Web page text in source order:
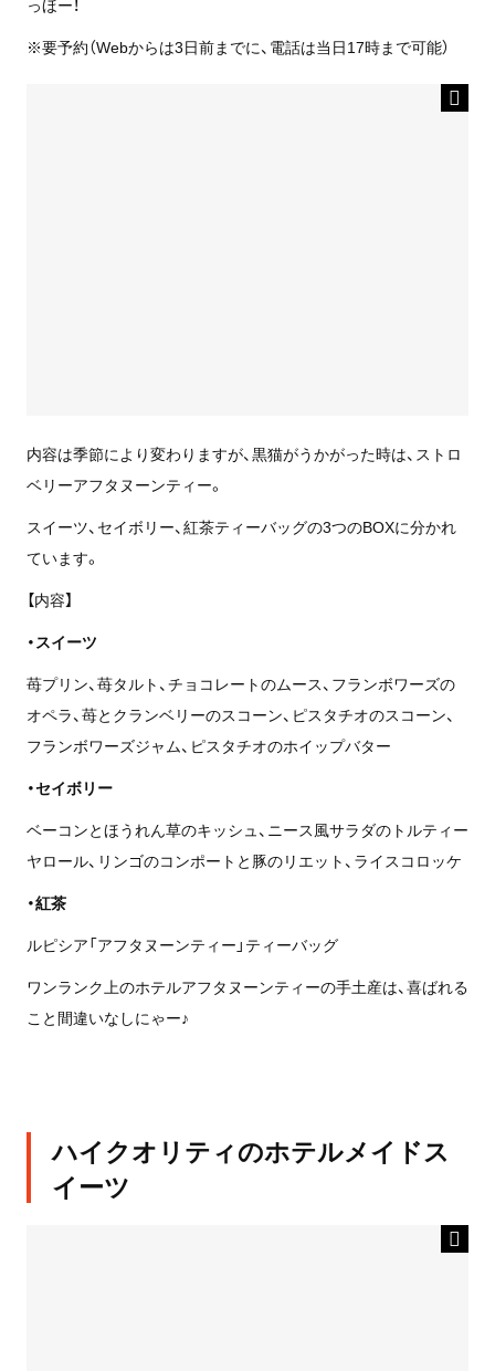
※要予約（Webからは3日前までに、電話は当日17時まで可能）
内容は季節により変わりますが、黒猫がうかがった時は、ストロ
ベリーアフタヌーンティー。
スイーツ、セイボリー、紅茶ティーバッグの3つのBOXに分かれ
ています。
【内容】
・スイーツ
苺プリン、苺タルト、チョコレートのムース、フランボワーズの
オペラ、苺とクランベリーのスコーン、ピスタチオのスコーン、
フランボワーズジャム、ピスタチオのホイップバター
・セイボリー
ベーコンとほうれん草のキッシュ、ニース風サラダのトルティー
ヤロール、リンゴのコンポートと豚のリエット、ライスコロッケ
・紅茶
ルピシア「アフタヌーンティー」ティーバッグ
ワンランク上のホテルアフタヌーンティーの手土産は、喜ばれる
こと間違いなしにゃー♪
ハイクオリティのホテルメイドス
イーツ